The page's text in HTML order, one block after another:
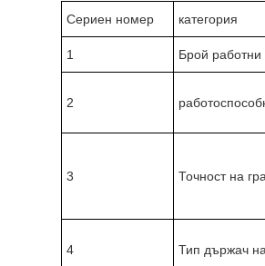
Сериен номер категория
1 Брой работни
2
3 Точност на
4 Тип държач